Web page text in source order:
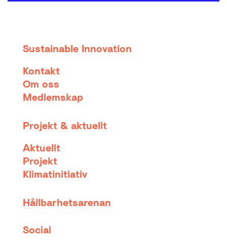
Sustainable Innovation
Kontakt
Om oss
Medlemskap
Projekt & aktuellt
Aktuellt
Projekt
Klimatinitiativ
Hållbarhetsarenan
Social